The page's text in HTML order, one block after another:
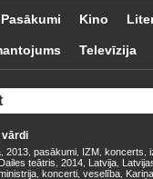
Pasākumi Kino
Televīzija
2013 pasākumi IZM koncerts
Dailes teātris 2014 Latvija
koncerti veselība